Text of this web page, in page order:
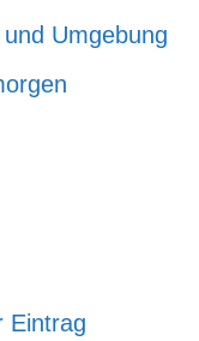
Umgebung
Eintrag